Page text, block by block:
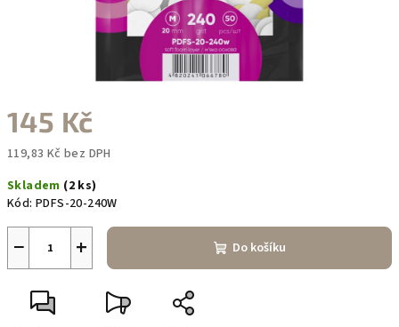
145 Kč
119,83 Kč bez DPH
cena:
Skladem (2 ks)
Kód: PDFS-20-240W
+
− Do košíku